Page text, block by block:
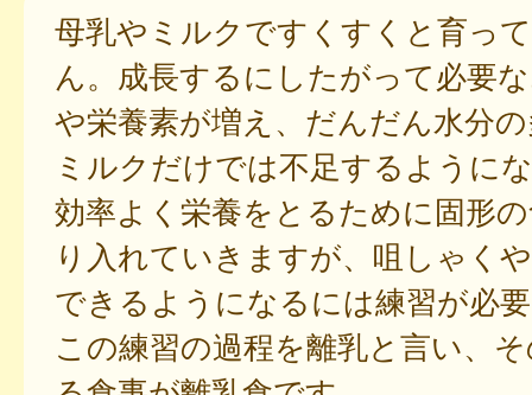
母乳やミルクですくすくと育っ
ん。成長するにしたがって必要
や栄養素が増え、だんだん水分
ミルクだけでは不足するように
効率よく栄養をとるために固形
り入れていきますが、咀しゃく
できるようになるには練習が必
この練習の過程を離乳と言い、